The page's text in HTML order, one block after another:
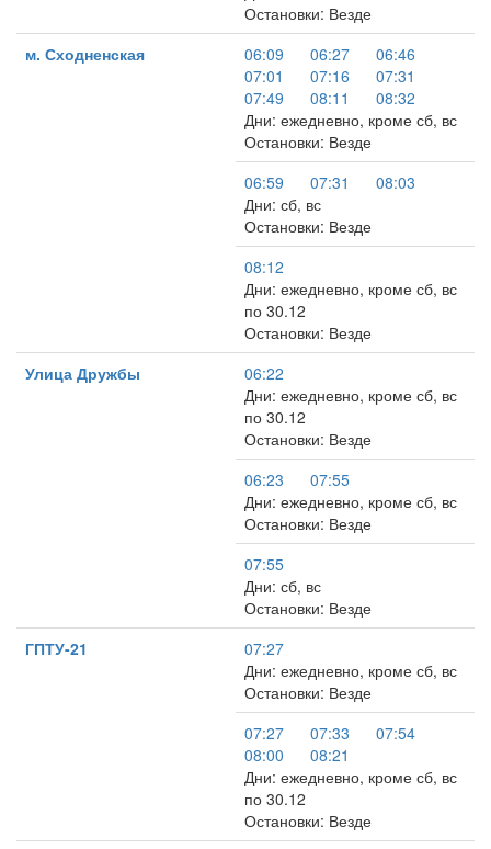
Остановки: Везде
м. Сходненская
06:09 06:27
06:46
07:01
07:16
07:31
07:49
08:11
08:32
Дни: ежедневно, кроме сб, вс
Остановки: Везде
06:59
07:31
08:03
Дни: сб, вс
Остановки: Везде
08:12
Дни: ежедневно, кроме сб, вс
по 30.12
Остановки: Везде
Улица Дружбы
06:22
Дни: ежедневно, кроме сб, вс
по 30.12
Остановки: Везде
06:23
07:55
Дни: ежедневно, кроме сб, вс
Остановки: Везде
07:55
Дни: сб, вс
Остановки: Везде
ГПТУ-21
07:27
Дни: ежедневно, кроме сб, вс
Остановки: Везде
07:27
07:33
07:54
08:00
08:21
Дни: ежедневно, кроме сб, вс
по 30.12
Остановки: Везде